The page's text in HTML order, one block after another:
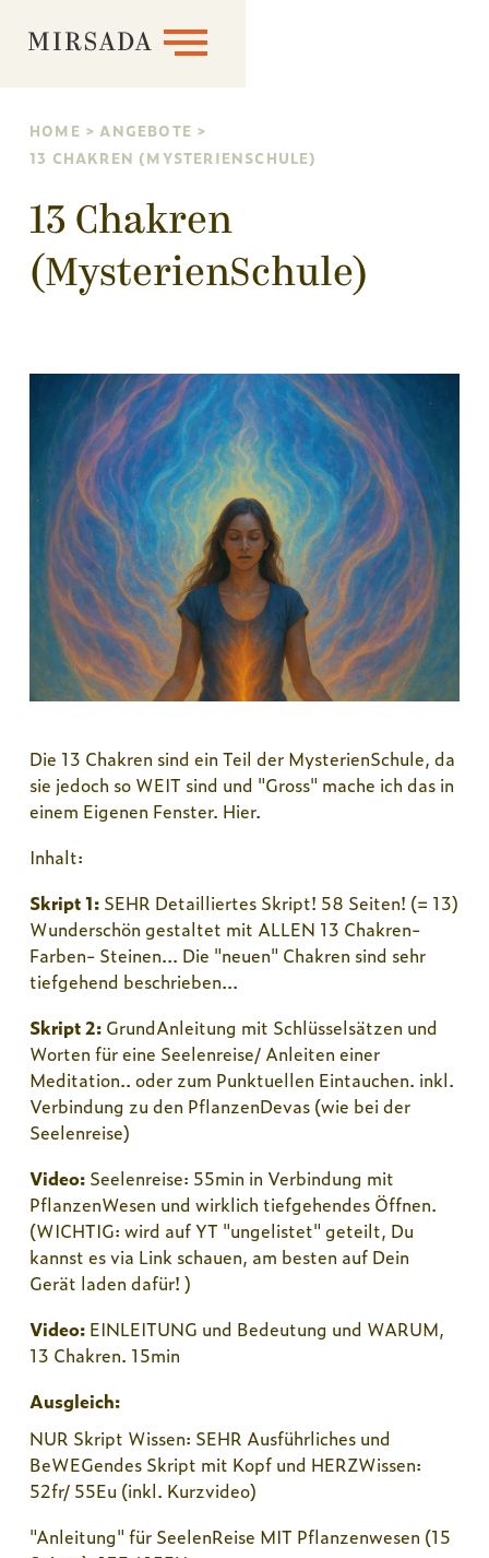
MIRSADA
HOME >ANGEBOTE >
13 CHAKREN (MYSTERIENSCHULE)
13 Chakren
(MysterienSchule)
Die 13 Chakren sind ein Teil der MysterienSchule, da
sie jedoch so WEIT sind und "Gross" mache ich das in
einem Eigenen Fenster. Hier.
Inhalt:
Skript 1: SEHR Detailliertes Skript! 58 Seiten! (= 13)
Wunderschön gestaltet mit ALLEN 13 Chakren-
Farben- Steinen... Die "neuen" Chakren sind sehr
tiefgehend beschrieben...
Skript 2: GrundAnleitung mit Schlüsselsätzen und
Worten für eine Seelenreise/ Anleiten einer
Meditation.. oder zum Punktuellen Eintauchen. inkl.
Verbindung zu den PflanzenDevas (wie bei der
Seelenreise)
Video: Seelenreise: 55min in Verbindung mit
PflanzenWesen und wirklich tiefgehendes Öffnen.
(WICHTIG: wird auf YT "ungelistet" geteilt, Du
kannst es via Link schauen, am besten auf Dein
Gerät laden dafür! )
Video: EINLEITUNG und Bedeutung und WARUM,
13 Chakren. 15min
Ausgleich:
NUR Skript Wissen: SEHR Ausführliches und
BeWEGendes Skript mit Kopf und HERZWissen:
52fr/ 55Eu (inkl. Kurzvideo)
"Anleitung" für SeelenReise MIT Pflanzenwesen (15